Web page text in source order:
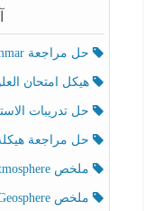
حل مراجعة Grammar اللغة الإنجليزية الصف الخامس الفصل الثالث
هيكل امتحان العلوم
حل تدريبات الاستعداد
حل مراجعة هيكلة
ملخص Effect of Atmosphere حسب الهيكل الوزاري العلوم المتكاملة الصف الخامس انسبير الفصل الثالث
ملخص Effect of Geosphere حسب الهيكل الوزاري العلوم المتكاملة الصف الخامس انسبير الفصل الثالث